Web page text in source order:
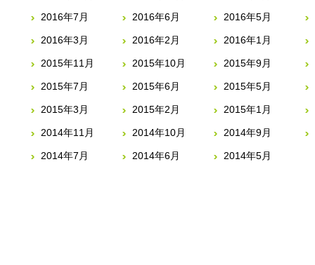
2016年7月 2016年6月 2016年5月
2016年3月 2016年2月 2016年1月
2015年11月 2015年10月 2015年9月
2015年7月 2015年6月 2015年5月
2015年3月 2015年2月 2015年1月
2014年11月 2014年10月 2014年9月
2014年7月 2014年6月 2014年5月